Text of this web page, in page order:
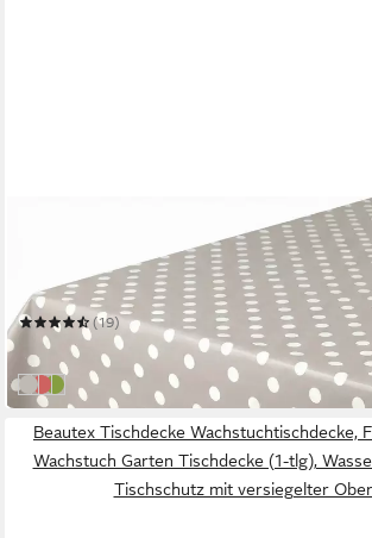
Tischdecke Punkte Wachstuchtischdecke
Wachstuch abwischbar
Mehrere Größen
(19)
ab 9,99 €
in 2-3 Werktagen bei dir
Grau
RotGrün
Beautex Tischdecke Wachstuchtischdecke,
Wachstuch Garten Tischdecke (1-tlg),
Tischschutz mit versiegelter